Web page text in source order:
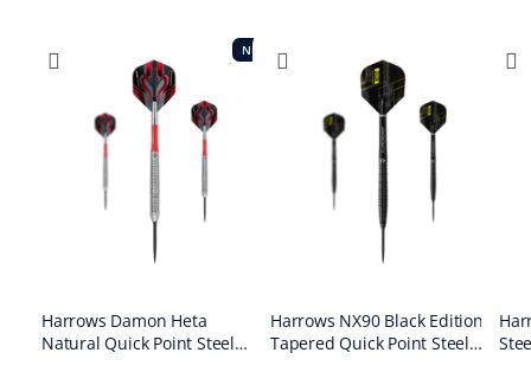
NEW
Harrows Damon Heta
Natural Quick Point Steel
Harrows NX90 Black Edition
Tapered Quick Point Steel